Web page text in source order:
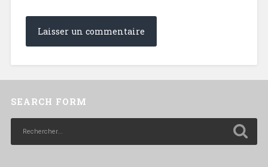
SEARCH FORM